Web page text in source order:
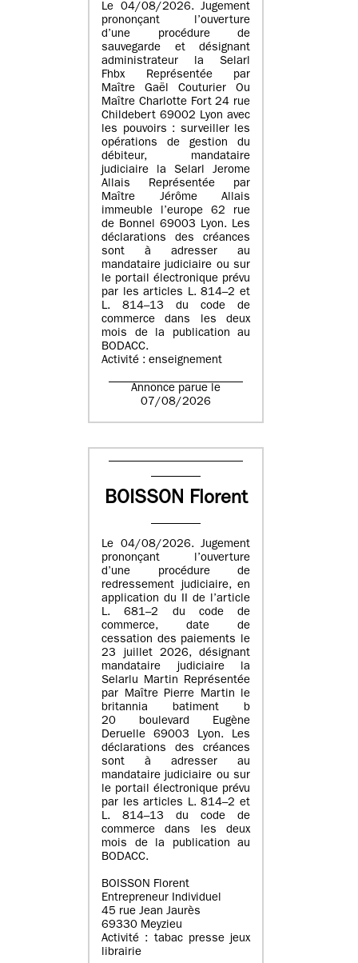
Le 04/08/2026. Jugement
prononçant l’ouverture
d’une procédure de
sauvegarde et désignant
administrateur la Selarl
Fhbx Représentée par
Maître Gaël Couturier Ou
Maître Charlotte Fort 24 rue
Childebert 69002 Lyon avec
les pouvoirs : surveiller les
opérations de gestion du
débiteur, mandataire
judiciaire la Selarl Jerome
Allais Représentée par
Maître Jérôme Allais
immeuble l’europe 62 rue
de Bonnel 69003 Lyon. Les
déclarations des créances
sont à adresser au
mandataire judiciaire ou sur
le portail électronique prévu
par les articles L. 814–2 et
L. 814–13 du code de
commerce dans les deux
mois de la publication au
BODACC.
Activité : enseignement
Annonce parue le
07/08/2026
BOISSON Florent
Le 04/08/2026. Jugement
prononçant l’ouverture
d’une procédure de
redressement judiciaire, en
application du II de l’article
L. 681–2 du code de
commerce, date de
cessation des paiements le
23 juillet 2026, désignant
mandataire judiciaire la
Selarlu Martin Représentée
par Maître Pierre Martin le
britannia batiment b
20 boulevard Eugène
Deruelle 69003 Lyon. Les
déclarations des créances
sont à adresser au
mandataire judiciaire ou sur
le portail électronique prévu
par les articles L. 814–2 et
L. 814–13 du code de
commerce dans les deux
mois de la publication au
BODACC.
BOISSON Florent
Entrepreneur Individuel
45 rue Jean Jaurès
69330 Meyzieu
Activité : tabac presse jeux
librairie